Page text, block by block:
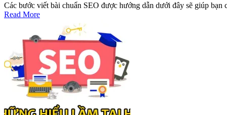
Các bước viết bài chuẩn SEO được hướng dẫn dưới đây sẽ giúp
Read More